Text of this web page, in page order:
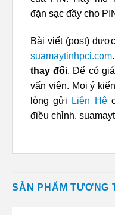
đặn sạc đầy cho
Bài viết (post)
suamaytinhpci.com
thay đổi. Để có
vấn viên. Mọi ý
lòng gửi
Liên Hệ
điều chỉnh.
SẢN PHẨM TƯƠNG